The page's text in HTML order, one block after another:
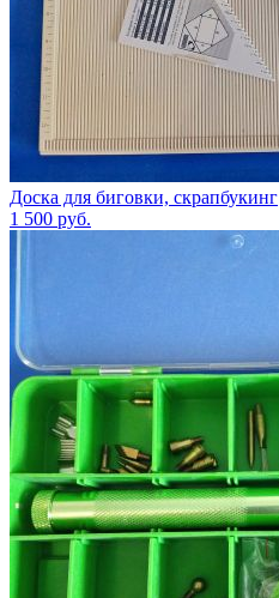
Доска для биговки, скрапбукинг
1 500 руб.